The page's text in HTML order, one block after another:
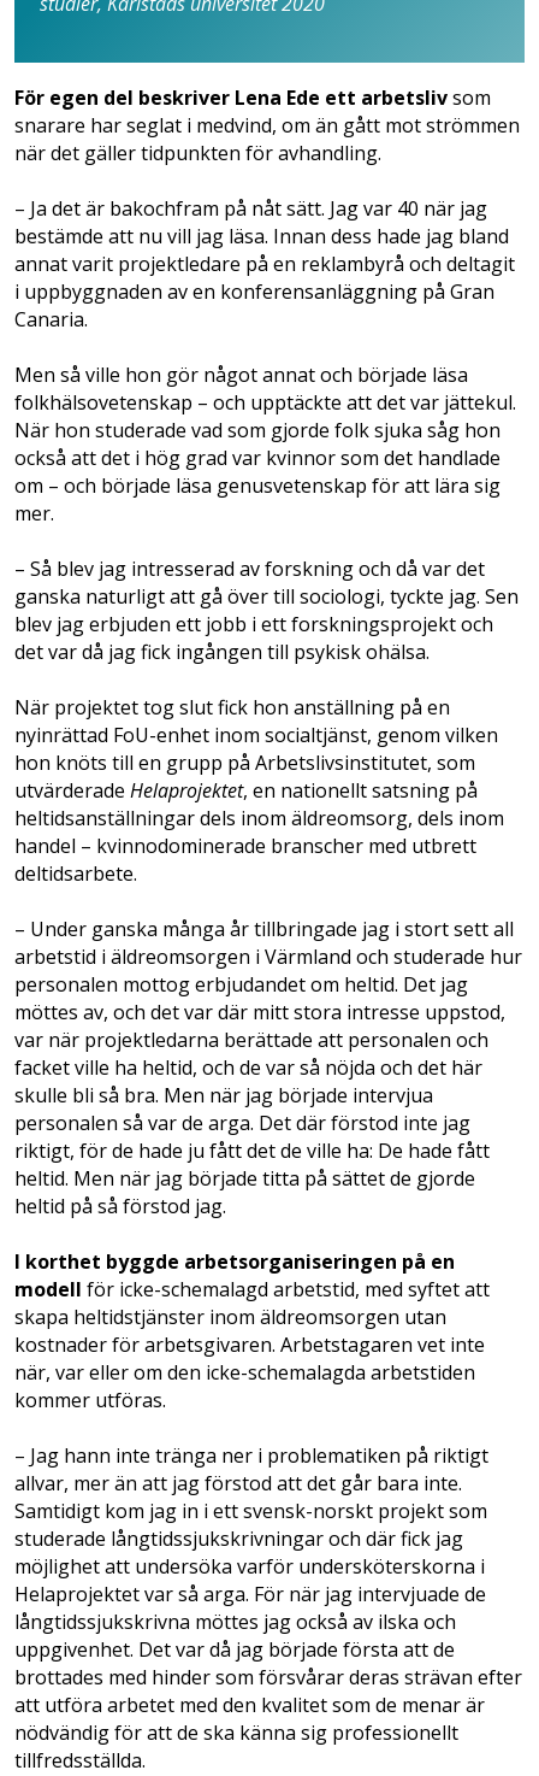
För egen del beskriver Lena Ede ett arbetslivsom
snarare har seglat i medvind, om än gått mot strömmen
när det gäller tidpunkten för avhandling.
– Ja det är bakochfram på nåt sätt. Jag var 40 när jag
bestämde att nu vill jag läsa. Innan dess hade jag bland
annat varit projektledare på en reklambyrå och deltagit
i uppbyggnaden av en konferensanläggning på Gran
Canaria.
Men så ville hon gör något annat och började läsa
folkhälso­vetenskap – och upptäckte att det var jättekul.
När hon studerade vad som gjorde folk sjuka såg hon
också att det i hög grad var kvinnor som det handlade
om – och började läsa genusvetenskap för att lära sig
mer.
– Så blev jag intresserad av forskning och då var det
ganska naturligt att gå över till sociologi, tyckte jag. Sen
blev jag erbjuden ett jobb i ett forskningsprojekt och
det var då jag fick ingången till psykisk ohälsa.
När projektet tog slut fick hon anställning på en
nyinrättad FoU-enhet inom socialtjänst, genom vilken
hon knöts till en grupp på Arbetslivsinstitutet, som
utvärderade Hela­projektet, en nationellt satsning på
heltidsanställningar dels inom äldreomsorg, dels inom
handel – kvinnodominerade branscher med utbrett
deltidsarbete.
– Under ganska många år tillbringade jag i stort sett all
arbetstid i äldreomsorgen i Värmland och studerade hur
personalen mottog erbjudandet om heltid. Det jag
möttes av, och det var där mitt stora intresse uppstod,
var när projektledarna berättade att personalen och
facket ville ha heltid, och de var så nöjda och det här
skulle bli så bra. Men när jag började intervjua
personalen så var de arga. Det där förstod inte jag
riktigt, för de hade ju fått det de ville ha: De hade fått
heltid. Men när jag började titta på sättet de gjorde
heltid på så förstod jag.
I korthet byggde arbetsorganiseringen på en
modell för icke-schemalagd arbetstid, med syftet att
skapa heltidstjänster inom äldreomsorgen utan
kostnader för arbetsgivaren. Arbetstagaren vet inte
när, var eller om den icke-schemalagda arbetstiden
kommer utföras.
– Jag hann inte tränga ner i problematiken på riktigt
allvar, mer än att jag förstod att det går bara inte.
Samtidigt kom jag in i ett svensk-norskt projekt som
studerade långtidssjukskrivningar och där fick jag
möjlighet att undersöka varför undersköterskorna i
Helaprojektet var så arga. För när jag intervjuade de
långtidssjukskrivna möttes jag också av ilska och
uppgivenhet. Det var då jag började första att de
brottades med hinder som försvårar deras strävan efter
att utföra arbetet med den kvalitet som de menar är
nödvändig för att de ska känna sig professionellt
tillfredsställda.